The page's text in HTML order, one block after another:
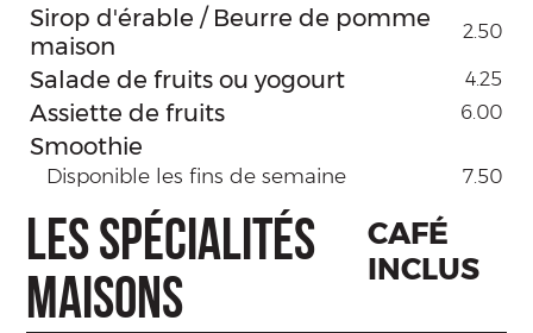
Sirop d'érable / Beurre de pomme
maison
2.50
Salade de fruits ou yogourt 4.25
Assiette de fruits 6.00
Smoothie
Disponible les fins de semaine 7.50
LES SPÉCIALITÉS
MAISONS
CAFÉ
INCLUS